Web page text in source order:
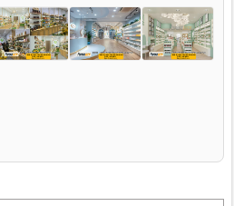
kinh doanh tại các phường như Dĩ
Bình An, Bình Thắng, Đông Hòa
vào một không gian cửa hàng đẹp
bước khởi đầu không thể thiếu để
hiệu. Bài viết dưới đây sẽ
thiết kế mới nhất, cùng các giải
phẩm sao cho phù hợp với diện